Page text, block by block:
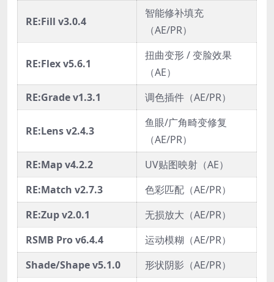
RE:Fill v3.0.4
智能修补填充
（AE/PR）
RE:Flex v5.6.1
扭曲变形 / 变脸效果
（AE）
RE:Grade v1.3.1
调色插件（AE/PR）
RE:Lens v2.4.3
鱼眼/广角畸变修复
（AE/PR）
RE:Map v4.2.2
UV贴图映射（AE）
RE:Match v2.7.3
色彩匹配（AE/PR）
RE:Zup v2.0.1
无损放大（AE/PR）
RSMB Pro v6.4.4
运动模糊（AE/PR）
Shade/Shape v5.1.0
形状阴影（AE/PR）